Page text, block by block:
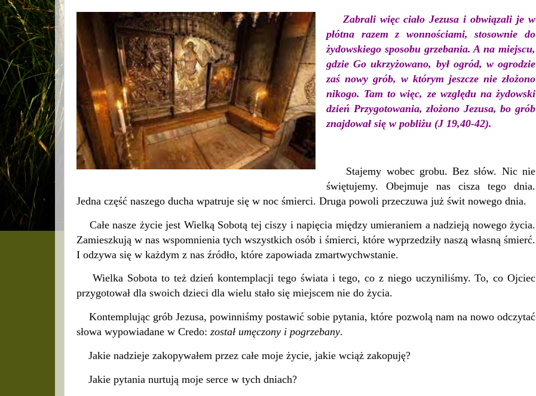
Zabrali więc ciało Jezusa i obwiązali je w
płótna razem z wonnościami, stosownie do
żydowskiego sposobu grzebania. A na miejscu,
gdzie Go ukrzyżowano, był ogród, w ogrodzie
zaś nowy grób, w którym jeszcze nie złożono
nikogo. Tam to więc, ze względu na żydowski
dzień Przygotowania, złożono Jezusa, bo grób
znajdował się w pobliżu (J 19,40-42).
Stajemy wobec grobu. Bez słów. Nic nie
świętujemy. Obejmuje nas cisza tego dnia.
Jedna część naszego ducha wpatruje się w noc śmierci. Druga powoli przeczuwa już świt nowego dnia.
Całe nasze życie jest Wielką Sobotą tej ciszy i napięcia między umieraniem a nadzieją nowego życia.
Zamieszkują w nas wspomnienia tych wszystkich osób i śmierci, które wyprzedziły naszą własną śmierć.
I odzywa się w każdym z nas źródło, które zapowiada zmartwychwstanie.
Wielka Sobota to też dzień kontemplacji tego świata i tego, co z niego uczyniliśmy. To, co Ojciec
przygotował dla swoich dzieci dla wielu stało się miejscem nie do życia.
Kontemplując grób Jezusa, powinniśmy postawić sobie pytania, które pozwolą nam na nowo odczytać
słowa wypowiadane w Credo: został umęczony i pogrzebany.
Jakie nadzieje zakopywałem przez całe moje życie, jakie wciąż zakopuję?
Jakie pytania nurtują moje serce w tych dniach?